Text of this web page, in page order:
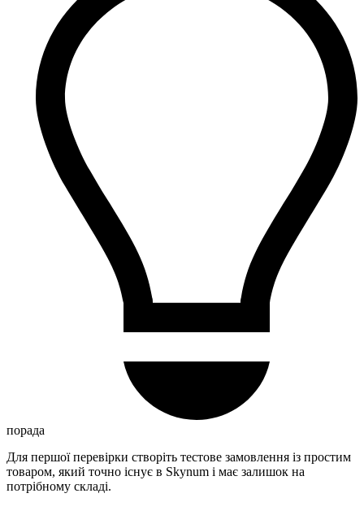
порада
Для першої перевірки створіть тестове замовлення із простим
товаром, який точно існує в Skynum і має залишок на
потрібному складі.